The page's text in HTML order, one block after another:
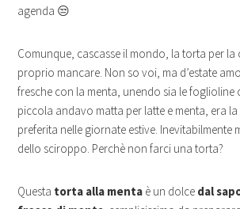
agenda 😒
Comunque, cascasse il mondo, la torta per
proprio mancare. Non so voi, ma d’estate
fresche con la menta, unendo sia le foglioline
piccola andavo matta per latte e menta, era la
preferita nelle giornate estive. Inevitabilmente
dello sciroppo. Perchè non farci una torta?
Questa torta alla menta è un dolce dal